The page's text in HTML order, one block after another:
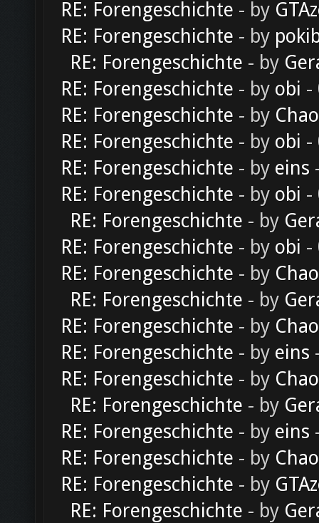
RE: Forengeschichte - by
RE: Forengeschichte - by
RE: Forengeschichte - by
RE: Forengeschichte - by obi -
RE: Forengeschichte - by
RE: Forengeschichte - by obi -
RE: Forengeschichte - by eins
RE: Forengeschichte - by obi -
RE: Forengeschichte - by
RE: Forengeschichte - by obi -
RE: Forengeschichte - by
RE: Forengeschichte - by
RE: Forengeschichte - by
RE: Forengeschichte - by eins
RE: Forengeschichte - by
RE: Forengeschichte - by
RE: Forengeschichte - by eins
RE: Forengeschichte - by
RE: Forengeschichte - by
RE: Forengeschichte - by